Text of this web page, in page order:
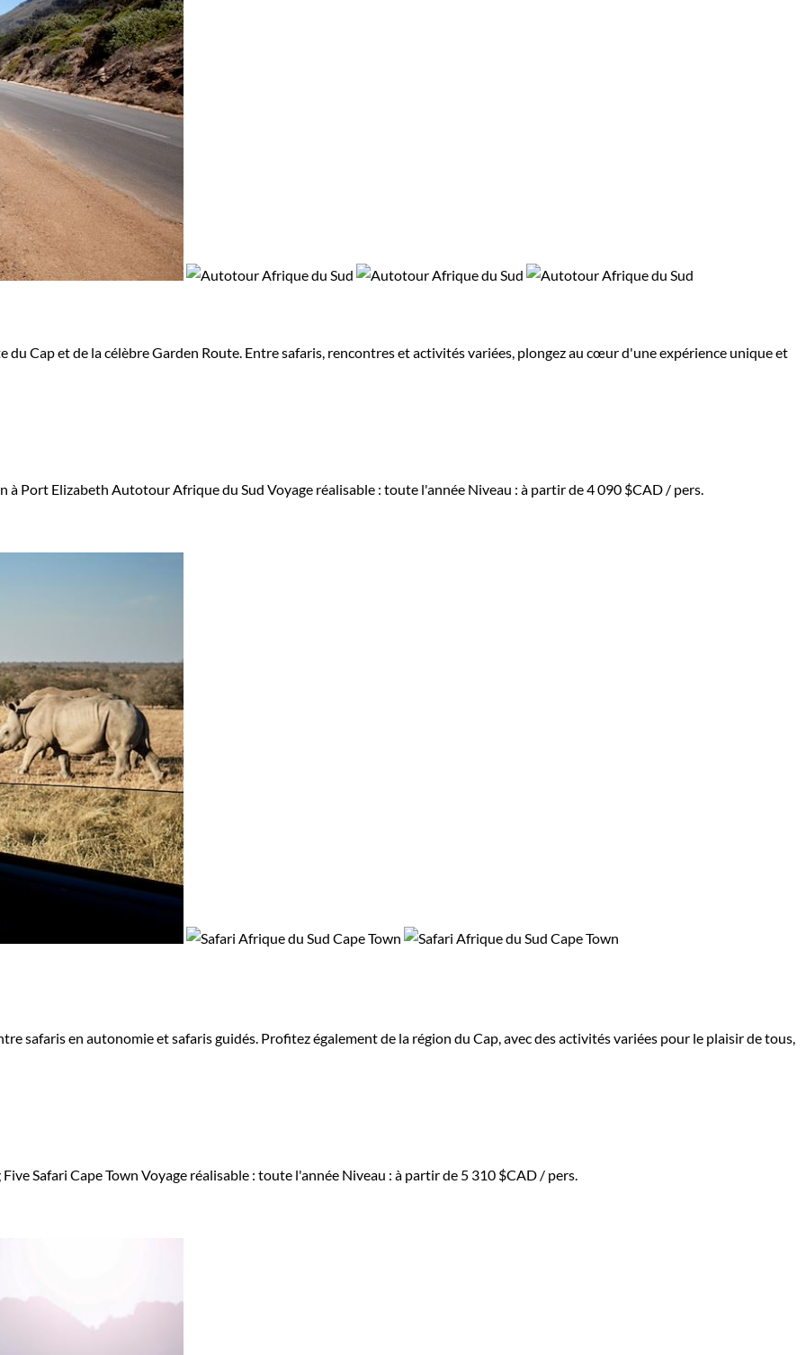
Cap et de la célèbre Garden Route. Entre safaris, rencontres et activités variées, plongez au cœur d'une expérience unique et
à Port Elizabeth Autotour Afrique du Sud Voyage réalisable : toute l'année Niveau : à partir de4 090 $CAD / pers.
safaris en autonomie et safaris guidés. Profitez également de la région du Cap, avec des activités variées pour le plaisir de tous,
FiveSafari Cape Town Voyage réalisable : toute l'année Niveau : à partir de 5 310 $CAD / pers.